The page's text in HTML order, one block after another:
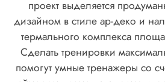
проект выделяется
дизайном в стиле ар-деко и
термального комплекса
Сделать тренировки
помогут умные тренажеры со